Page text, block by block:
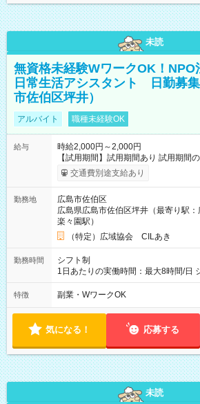
未読
無資格未経験WワークOK！NPO
日常生活アシスタント 日勤募
市佐伯区坪井）
アルバイト 職種未経験OK
給与
時給2,000円～2,000円
【試用期間】試用期間あり 試用期間
給与は本採用時と同じです。
交通費別途支給あり
勤務地
広島市佐伯区
広島県広島市佐伯区坪井（最寄り駅
楽々園駅）
（特定）広域協会 CILあき
勤務時間
シフト制
1日あたりの実働時間：最大8時間/日
勤）・8時～18時 （実働時間8時間
あたりの給与 2万円）
特徴 副業・WワークOK
気になる！ 応募する
未読